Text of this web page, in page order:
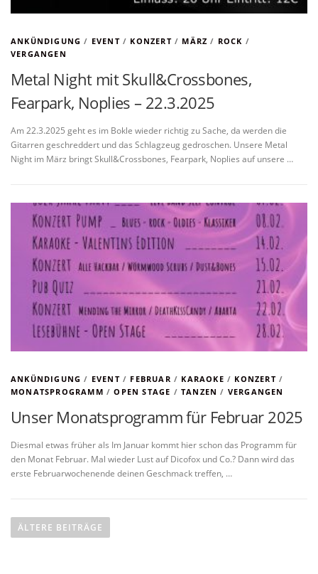
ANKÜNDIGUNG / EVENT/ KONZERT/ MÄRZ / ROCK /
VERGANGEN
Metal Night mit Skull&Crossbones,
Fearpark, Noplies – 22.3.2025
Am 22.3.2025 geht es im Bokle wieder richtig zu Sache, da werden die
Gitarren geschreddert und das Schlagzeug gedroschen. Unsere Metal
Night im März bringt Skull&Crossbones, Fearpark, Noplies auf unsere …
ANKÜNDIGUNG / EVENT/ FEBRUAR / KARAOKE / KONZERT/
MONATSPROGRAMM /OPEN STAGE /TANZEN / VERGANGEN
Unser Monatsprogramm für Februar 2025
Diesmal etwas früher als Im Januar kommt hier schon das Programm für
den Monat Februar. Mal wieder Lust auf Dicofox und Co.? Dann wird das
erste Februarwochenende deinen Geschmack treffen, …
eÄLTERE BEITRÄGE